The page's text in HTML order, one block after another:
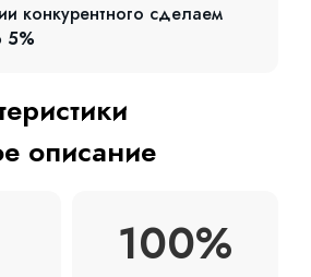
конкурентного сделаем
5%
описание
100%